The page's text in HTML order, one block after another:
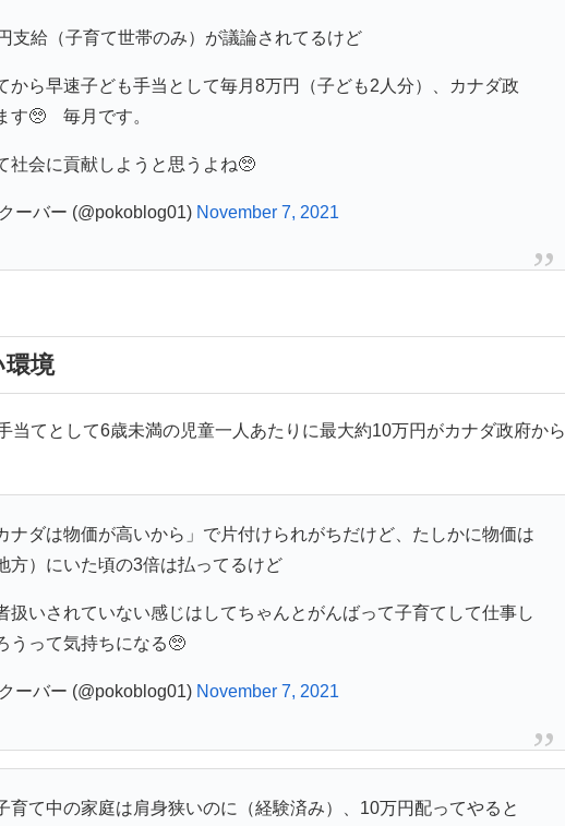
支給（子育て世帯のみ）が議論されてるけど
から早速子ども手当として毎月8万円（子ども2人分）、カナダ政
す🥺 毎月です。
社会に貢献しようと思うよね🥺
バー (@pokoblog01) November 7, 2021
境
当てとして6歳未満の児童一人あたりに最大約10万円がカナダ政府から
ナダは物価が高いから」で片付けられがちだけど、たしかに物価は
方）にいた頃の3倍は払ってるけど
扱いされていない感じはしてちゃんとがんばって子育てして仕事し
うって気持ちになる🥺
バー (@pokoblog01) November 7, 2021
育て中の家庭は肩身狭いのに（経験済み）、10万円配ってやると